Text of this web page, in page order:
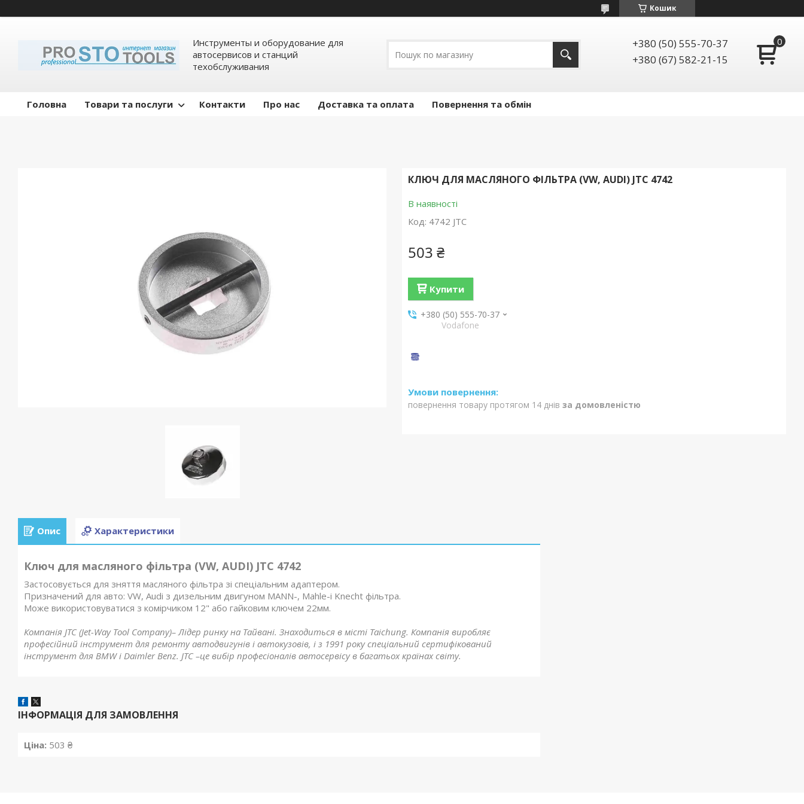
Кошик
Инструменты и оборудование для
автосервисов и станций
техобслуживания
+380 (50) 555-70-37
+380 (67) 582-21-15
Головна Товари та послуги Контакти Про нас Доставка та оплата Повернення та обмін
КЛЮЧ ДЛЯ МАСЛЯНОГО ФІЛЬТРА (VW, AUDI) JTC 4742
В наявності
Код: 4742 JTC
503 ₴
Купити
+380 (50) 555-70-37
Vodafone
повернення товару протягом 14 днів за домовленістю
Опис Характеристики
Ключ для масляного фільтра (VW, AUDI) JTC 4742
Застосовується для зняття масляного фільтра зі спеціальним адаптером.
Призначений для авто: VW, Audi з дизельним двигуном MANN-, Mahle-і Knecht фільтра.
Може використовуватися з комірчиком 12" або гайковим ключем 22мм.
Компанія JTC (Jet-Way Tool Company)– Лідер ринку на Тайвані. Знаходиться в місті Taichung. Компанія виробляє
професійний інструмент для ремонту автодвигунів і автокузовів, і з 1991 року спеціальний сертифікований
інструмент для BMW і Daimler Benz. JTC –це вибір професіоналів автосервісу в багатьох країнах світу.
ІНФОРМАЦІЯ ДЛЯ ЗАМОВЛЕННЯ
Ціна: 503 ₴